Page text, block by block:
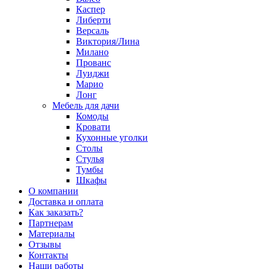
Каспер
Либерти
Версаль
Виктория/Лина
Милано
Прованс
Луиджи
Марио
Лонг
Мебель для дачи
Комоды
Кровати
Кухонные уголки
Столы
Стулья
Тумбы
Шкафы
О компании
Доставка и оплата
Как заказать?
Партнерам
Материалы
Отзывы
Контакты
Наши работы